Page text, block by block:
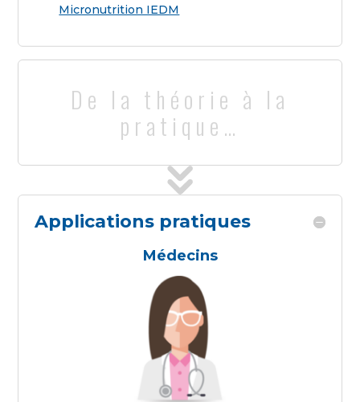
Micronutrition IEDM
De la théorie à la
pratique…
Applications pratiques
Médecins